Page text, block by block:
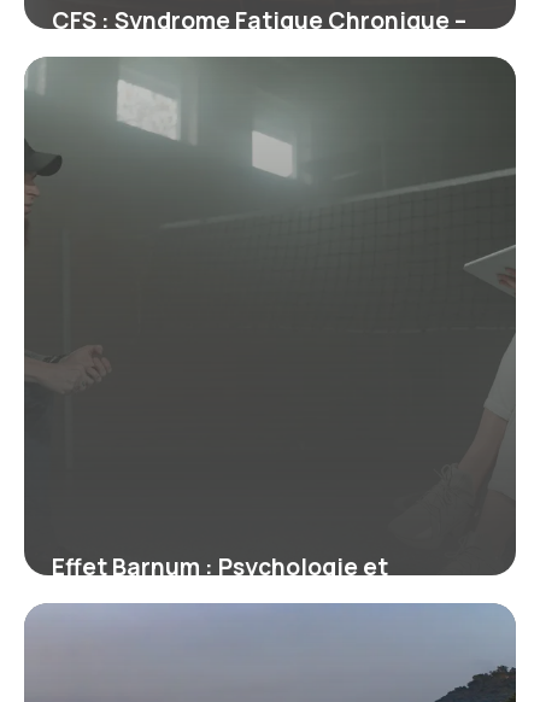
CFS : Syndrome Fatigue Chronique –
Guide
29 juin 2026
Effet Barnum : Psychologie et
Exemples